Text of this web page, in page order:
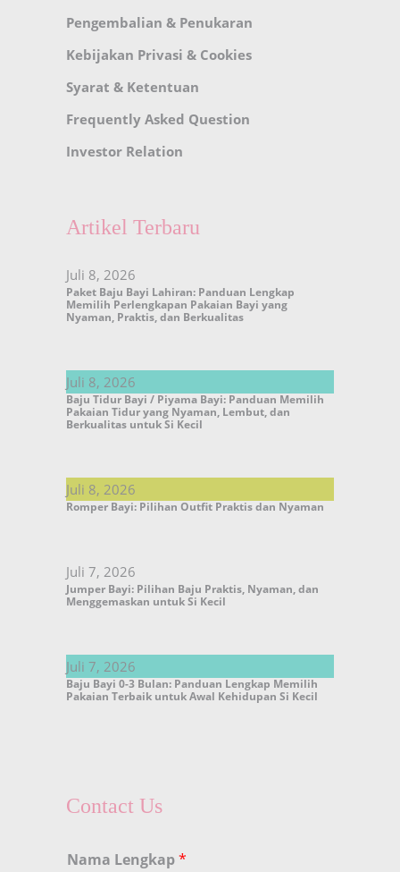
Pengembalian & Penukaran
Kebijakan Privasi & Cookies
Syarat & Ketentuan
Frequently Asked Question
Investor Relation
Artikel Terbaru
Juli 8, 2026
Paket Baju Bayi Lahiran: Panduan Lengkap
Memilih Perlengkapan Pakaian Bayi yang
Nyaman, Praktis, dan Berkualitas
Juli 8, 2026
Baju Tidur Bayi / Piyama Bayi: Panduan Memilih
Pakaian Tidur yang Nyaman, Lembut, dan
Berkualitas untuk Si Kecil
Juli 8, 2026
Romper Bayi: Pilihan Outfit Praktis dan Nyaman
Juli 7, 2026
Jumper Bayi: Pilihan Baju Praktis, Nyaman, dan
Menggemaskan untuk Si Kecil
Juli 7, 2026
Baju Bayi 0-3 Bulan: Panduan Lengkap Memilih
Pakaian Terbaik untuk Awal Kehidupan Si Kecil
Contact Us
Nama Lengkap*